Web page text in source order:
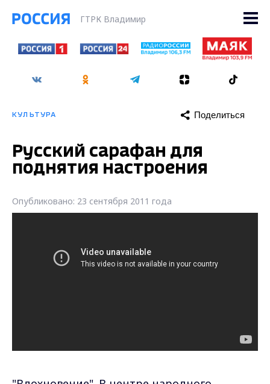
ГТРК Владимир
КУЛЬТУРА Поделиться
Русский сарафан для
поднятия настроения
Опубликовано: 23 сентября 2011 года